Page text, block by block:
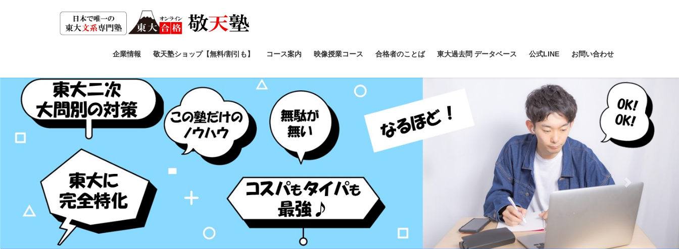
ス
ン
企業情報 敬天塾ショップ【無料/割引も】 コース案内 映像授業コース 合格者のことば 東大過去問 データベース 公式LINE お問い合わせ
Previous Next